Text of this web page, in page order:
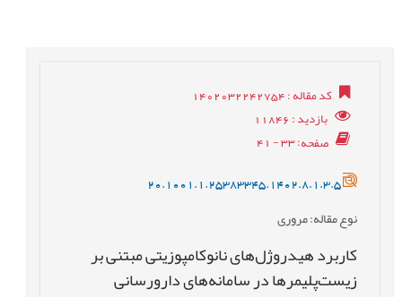
کد مقاله: 1402032242754
بازدید: 11846
صفحه: 33 - 41
20.1001.1.25383345.1402.8.1.3.5
نوع مقاله: مروری
کاربرد هيدروژل‌های نانوکامپوزیتی مبتنی بر‌
زیست‌پلیمرها در سامانه‌های دارورسانی